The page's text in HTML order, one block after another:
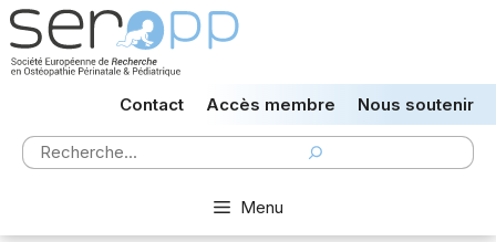
Aller
au
contenu
Contact Accès membre Nous soutenir
Rechercher
Menu